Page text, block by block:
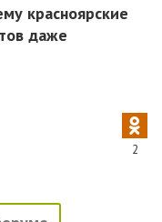
красноярские
даже
2